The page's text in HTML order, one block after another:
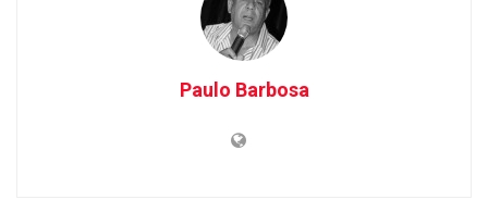
Paulo Barbosa